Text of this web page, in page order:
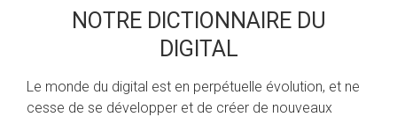
NOTRE DICTIONNAIRE DU
DIGITAL
Le monde du digital est en perpétuelle évolution, et ne
cesse de se développer et de créer de nouveaux